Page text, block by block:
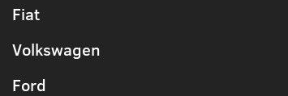
Fiat
Volkswagen
Ford